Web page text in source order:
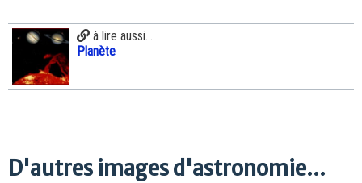
à lire aussi...
Planète
D'autres images d'astronomie...